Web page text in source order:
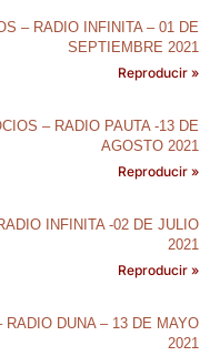
– RADIO INFINITA – 01 DE
SEPTIEMBRE 2021
Reproducir »
– RADIO PAUTA -13 DE
AGOSTO 2021
Reproducir »
INFINITA -02 DE JULIO
2021
Reproducir »
DUNA – 13 DE MAYO
2021